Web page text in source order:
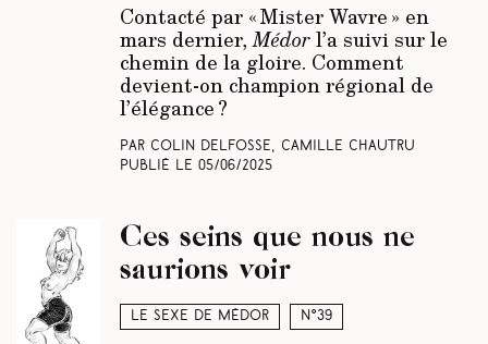
Contacté par « Mister Wavre » en
mars dernier,Médorl’a suivi sur le
chemin de la gloire. Comment
devient-on champion régional de
l’élégance ?
Par Colin Delfosse, Camille Chautru
Publié le 05/06/2025
Le sexe de Médor N°39
Ces seins que nous ne
saurions voir